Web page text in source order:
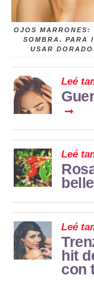
OJOS MARRONES:
SOMBRA. PARA
USAR
Leé
Leé
Leé
hit
con